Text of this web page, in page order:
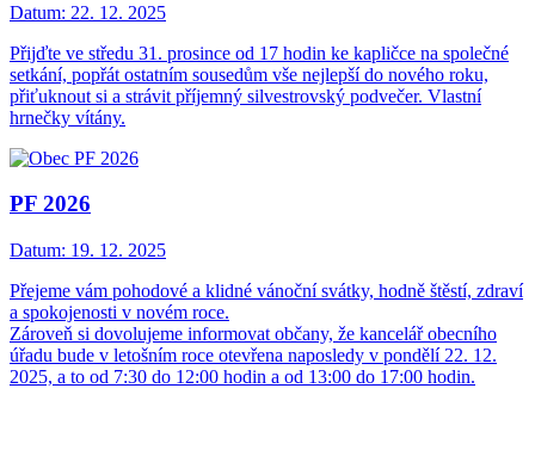
Datum: 22. 12. 2025
Přijďte ve středu 31. prosince od 17 hodin ke kapličce na společné
setkání, popřát ostatním sousedům vše nejlepší do nového roku,
přiťuknout si a strávit příjemný silvestrovský podvečer. Vlastní
hrnečky vítány.
PF 2026
Datum: 19. 12. 2025
Přejeme vám pohodové a klidné vánoční svátky, hodně štěstí, zdraví
a spokojenosti v novém roce.
Zároveň si dovolujeme informovat občany, že kancelář obecního
úřadu bude v letošním roce otevřena naposledy v pondělí 22. 12.
2025, a to od 7:30 do 12:00 hodin a od 13:00 do 17:00 hodin.